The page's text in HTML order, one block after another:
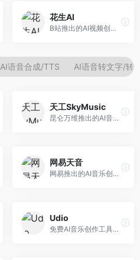
花生AI
B站推出的AI视频创作工具，专注于短视频内容生成。面向B站创作者，支持视频生成、视频编辑等功能，与B站平台深度整合，创作效率高。
AI语音合成/TTS AI语音转文字/转
天工SkyMusic
昆仑万维推出的AI音乐创作平台，基于天工大模型。面向音乐创作者，支持歌词生成、旋律创作、音乐编曲等服务，中文音乐创作能力强。
网易天音
网易推出的AI音乐创作工具，支持作词、作曲与编曲。面向音乐爱好者和独立音乐人，提供歌词生成、旋律创作、编曲制作等服务，与网易云音乐生态深度整合。
Udio
免费AI音乐创作工具，专注于高质量音乐生成。面向音乐创作者和内容制作者，支持多种音乐风格生成，音质专业，创作自由度高，适合专业音乐制作场景。